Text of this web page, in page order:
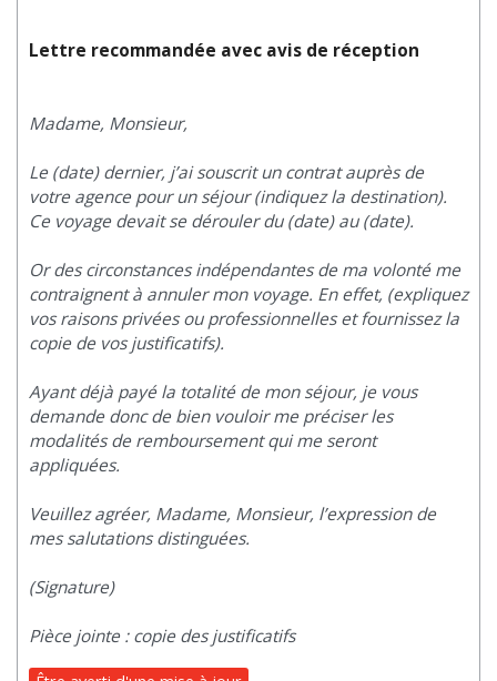
Lettre recommandée avec avis de réception
Madame, Monsieur,
Le (date) dernier, j’ai souscrit un contrat auprès de
votre agence pour un séjour (indiquez la destination).
Ce voyage devait se dérouler du (date) au (date).
Or des circonstances indépendantes de ma volonté me
contraignent à annuler mon voyage. En effet, (expliquez
vos raisons privées ou professionnelles et fournissez la
copie de vos justificatifs).
Ayant déjà payé la totalité de mon séjour, je vous
demande donc de bien vouloir me préciser les
modalités de remboursement qui me seront
appliquées.
Veuillez agréer, Madame, Monsieur, l’expression de
mes salutations distinguées.
(Signature)
Pièce jointe : copie des justificatifs